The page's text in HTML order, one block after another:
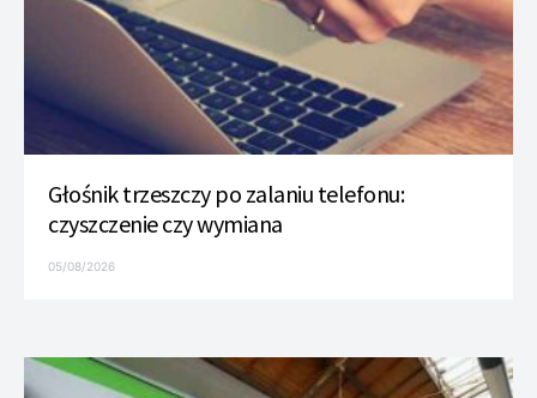
Głośnik trzeszczy po zalaniu telefonu:
czyszczenie czy wymiana
05/08/2026